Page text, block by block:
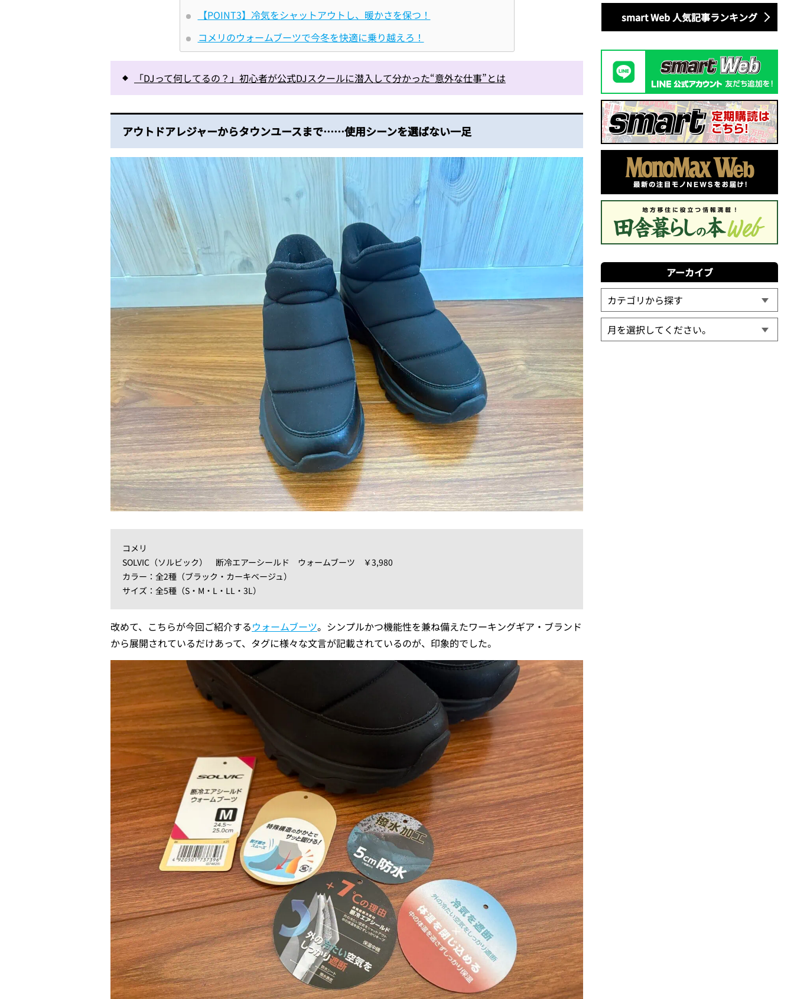
【POINT3】冷気をシャットアウトし、暖かさを保つ！
コメリのウォームブーツで今冬を快適に乗り越えろ！
「DJって何してるの？」初心者が公式DJスクールに潜入して分かった“意外な仕事”とは
アウトドアレジャーからタウンユースまで……使用シーンを選ばない一足
コメリ
SOLVIC（ソルビック） 断冷エアーシールド ウォームブーツ ￥3,980
カラー：全2種（ブラック・カーキベージュ）
サイズ：全5種（S・M・L・LL・3L）
改めて、こちらが今回ご紹介するウォームブーツ。シンプルかつ機能性を兼ね備えたワーキングギア・ブランド
から展開されているだけあって、タグに様々な文言が記載されているのが、印象的でした。
smart Web 人気記事ランキング
アーカイブ